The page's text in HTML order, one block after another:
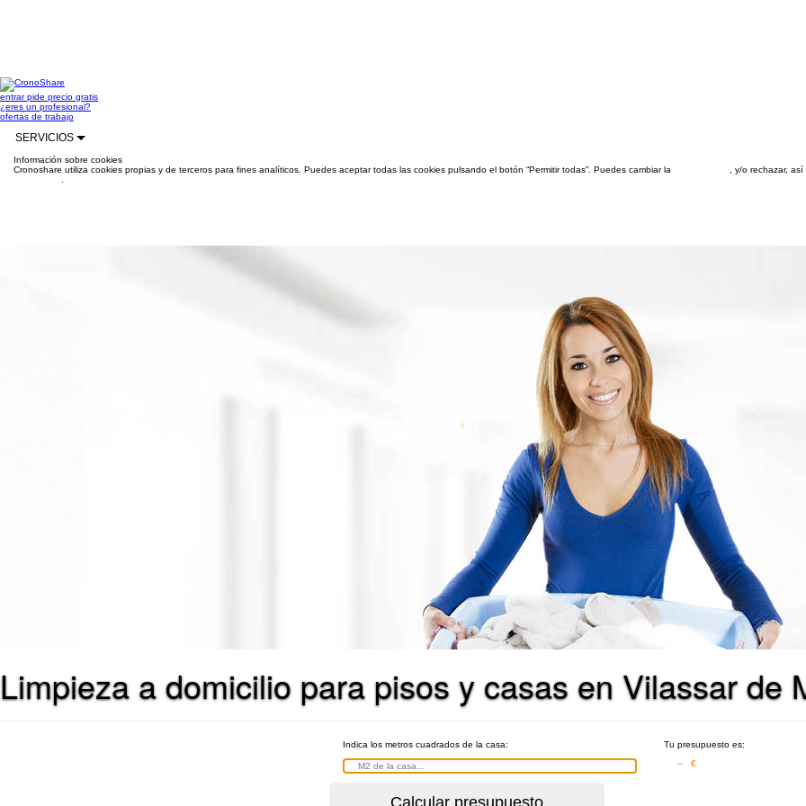
entrarpide precio gratis
¿eres un profesional?
ofertas de trabajo
SERVICIOS
Información sobre cookies
Cronoshare utiliza cookies propias y de terceros para fines analíticos. Puedes aceptar todas las cookies pulsando el botón “Permitir todas”. Puedes cambiar la
, y/o rechazar,
Limpieza a domicilio para pisos y casas en Vilassar de
Indica los metros cuadrados de la casa:
Tu presupuesto es:
– €